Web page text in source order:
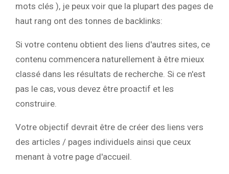
mots clés ), je peux voir que la plupart des pages de
haut rang ont des tonnes de backlinks:
Si votre contenu obtient des liens d'autres sites, ce
contenu commencera naturellement à être mieux
classé dans les résultats de recherche. Si ce n'est
pas le cas, vous devez être proactif et les
construire.
Votre objectif devrait être de créer des liens vers
des articles / pages individuels ainsi que ceux
menant à votre page d'accueil.